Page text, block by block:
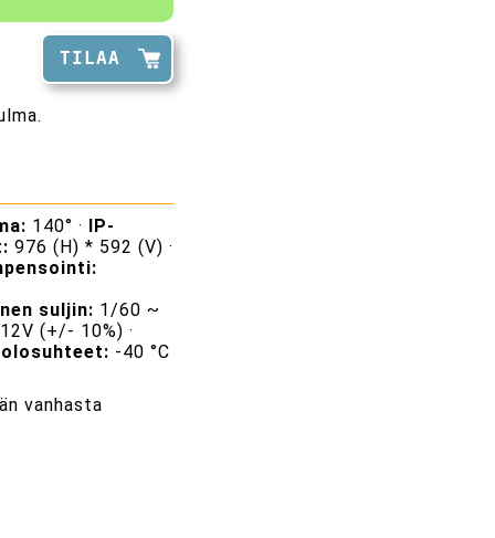
TILAA
140° · IP-
976 (H) * 592 (V) ·
suljin: 1/60 ~
(+/- 10%) ·
-40 °C
vanhasta